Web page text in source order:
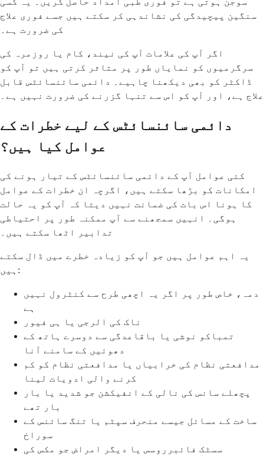
سنگین پیچیدگی کی نشاندہی کر سکتے ہیں جسے فوری علاج
کی ضرورت ہے۔
اگر آپ کی علامات آپ کی نیند، کام یا روزمرہ کی
سرگرمیوں کو نمایاں طور پر متاثر کرتی ہیں تو آپ کو
ڈاکٹر کو بھی دیکھنا چاہیے۔ دائمی سائنسائٹس قابل
علاج ہے، اور آپ کو اس سے تنہا گزرنے کی ضرورت نہیں ہے۔
دائمی سائنسائٹس کے لیے خطرات کے
عوامل کیا ہیں؟
کئی عوامل آپ کے دائمی سائنسائٹس کے تیار ہونے کی
امکانات کو بڑھا سکتے ہیں، اگرچہ ان خطرات کے عوامل
کا ہونا اس بات کی ضمانت نہیں دیتا کہ آپ کو یہ حالت
ہوگی۔ انہیں سمجھنے سے آپ ممکنہ طور پر احتیاطی
تدابیر اٹھا سکتے ہیں۔
یہ اہم عوامل ہیں جو آپ کو زیادہ خطرے میں ڈال سکتے
ہیں:
دمہ، خاص طور پر اگر یہ اچھی طرح سے کنٹرول نہیں
ہے
ناک کی الرجی یا ہی فیور
تمباکو نوشی یا باقاعدگی سے دوسرے ہاتھ کے
دھوئیں کے سامنے آنا
مدافعتی نظام کی خرابیاں یا مدافعتی نظام کو کم
کرنے والی ادویات لینا
پچھلے سانس کی نالی کے انفیکشن جو شدید یا بار
بار تھے
ساخت کے مسائل جیسے منحرف سپٹم یا تنگ سائنس کے
سوراخ
سسٹک فائبرروسس یا دیگر امراض جو مکس کی